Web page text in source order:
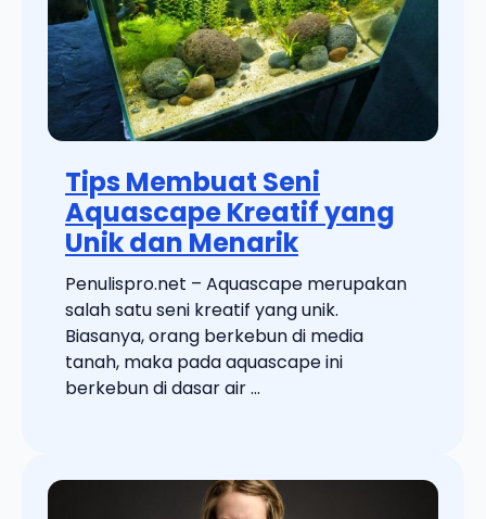
Tips Membuat Seni
Aquascape Kreatif yang
Unik dan Menarik
Penulispro.net – Aquascape merupakan
salah satu seni kreatif yang unik.
Biasanya, orang berkebun di media
tanah, maka pada aquascape ini
berkebun di dasar air ...